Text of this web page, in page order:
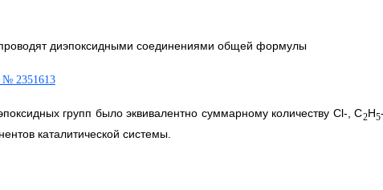
диэпоксидными соединениями общей формулы
групп было эквивалентно суммарному количеству Cl-, С2Н5
каталитической системы.